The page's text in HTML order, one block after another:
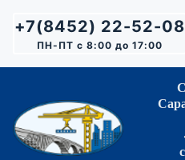
сути+7(8452) 22-52-08
ПН-ПТ с 8:00 до 17:00